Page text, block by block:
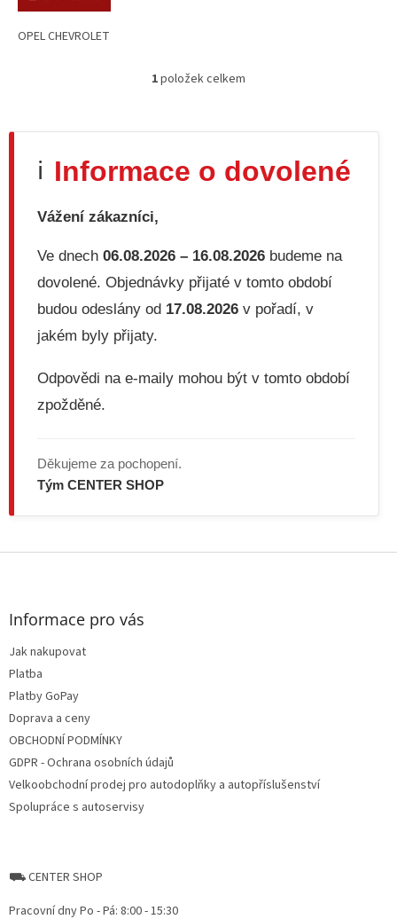
OPEL CHEVROLET
O
á
a
c
v
k
y
v
s
u
1položek celkem
ℹ️ Informace o dovolené
Vážení zákazníci,
Ve dnech 06.08.2026 – 16.08.2026 budeme na
dovolené. Objednávky přijaté v tomto období
budou odeslány od 17.08.2026 v pořadí, v
jakém byly přijaty.
Odpovědi na e-maily mohou být v tomto období
zpožděné.
Děkujeme za pochopení.
Tým CENTER SHOP
Z
Informace pro vás
Jak nakupovat
Platba
Platby GoPay
Doprava a ceny
OBCHODNÍ PODMÍNKY
GDPR - Ochrana osobních údajů
Velkoobchodní prodej pro autodoplňky a autopříslušenství
Spolupráce s autoservisy
⛟ CENTER SHOP
Pracovní dny Po - Pá: 8:00 - 15:30